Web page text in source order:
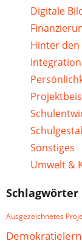
Digitale
Hinter den
Sonstiges
Umwelt &
Schlagwörter
Ausgezeichnetes